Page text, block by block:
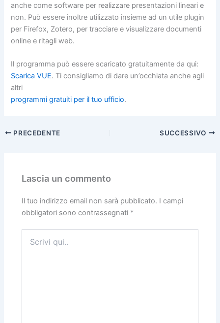
anche come software per realizzare presentazioni lineari e
non. Può essere inoltre utilizzato insieme ad un utile plugin
per Firefox, Zotero, per tracciare e visualizzare documenti
online e ritagli web.
Il programma può essere scaricato gratuitamente da qui:
Scarica VUE. Ti consigliamo di dare un’occhiata anche agli
altri
programmi gratuiti per il tuo ufficio.
PRECEDENTE SUCCESSIVO
Lascia un commento
Il tuo indirizzo email non sarà pubblicato. I campi
obbligatori sono contrassegnati *
qui..